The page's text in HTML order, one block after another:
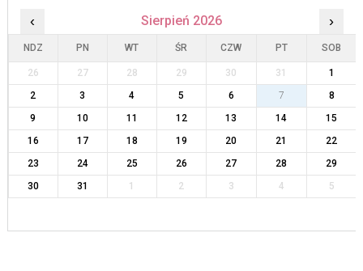
‹ Sierpień 2026 ›
NDZ PN WT ŚR CZW PT SOB
26 27 28 29 30 31
1
2
3 4 5 6 7
8
9
10 11 12 13 14
15
16
17 18 19 20 21
22
23
24 25 26 27 28
29
30
31 1 2 3 4 5